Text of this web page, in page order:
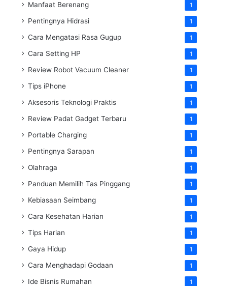
Manfaat Berenang 1
Pentingnya Hidrasi 1
Cara Mengatasi Rasa Gugup 1
Cara Setting HP 1
Review Robot Vacuum Cleaner 1
Tips iPhone 1
Aksesoris Teknologi Praktis 1
Review Padat Gadget Terbaru 1
Portable Charging 1
Pentingnya Sarapan 1
Olahraga 1
Panduan Memilih Tas Pinggang 1
Kebiasaan Seimbang 1
Cara Kesehatan Harian 1
Tips Harian 1
Gaya Hidup 1
Cara Menghadapi Godaan 1
Ide Bisnis Rumahan 1